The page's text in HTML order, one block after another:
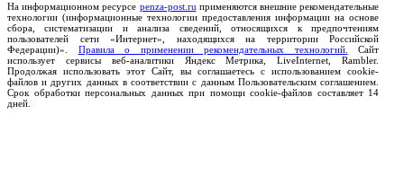
На информационном ресурсе penza-post.ru применяются внешние рекомендательные
технологии (информационные технологии предоставления информации на основе
сбора, систематизации и анализа сведений, относящихся к предпочтениям
пользователей сети «Интернет», находящихся на территории Российской
Федерации)». Правила о применении рекомендательных технологий.
Сайт
использует сервисы веб-аналитики Яндекс Метрика, LiveInternet, Rambler.
Продолжая использовать этот Сайт, вы соглашаетесь с использованием cookie-
файлов и других данных в соответствии с данным Пользовательским соглашением.
Срок обработки персональных данных при помощи cookie-файлов составляет 14
дней.